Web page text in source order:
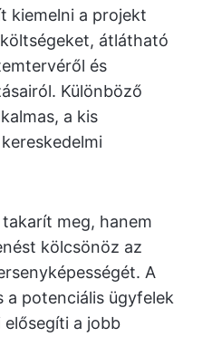
kiemelni a projekt
átlátható
és
Különböző
a kis
meg, hanem
kölcsönöz az
A
a potenciális ügyfelek
a jobb